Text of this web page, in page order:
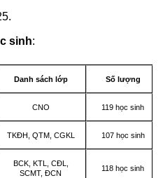
sinh:
Danh sách lớp Số lượng
CNO 119 học sinh
TKĐH, QTM, CGKL 107 học sinh
BCK, KTL, CĐL,
SCMT, ĐCN
118 học sinh